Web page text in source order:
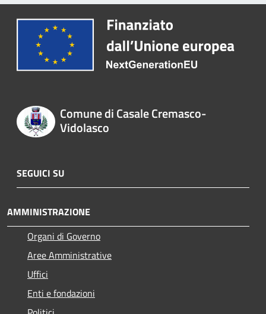
Comune di Casale Cremasco-
Vidolasco
SEGUICI SU
AMMINISTRAZIONE
Organi di Governo
Aree Amministrative
Uffici
Enti e fondazioni